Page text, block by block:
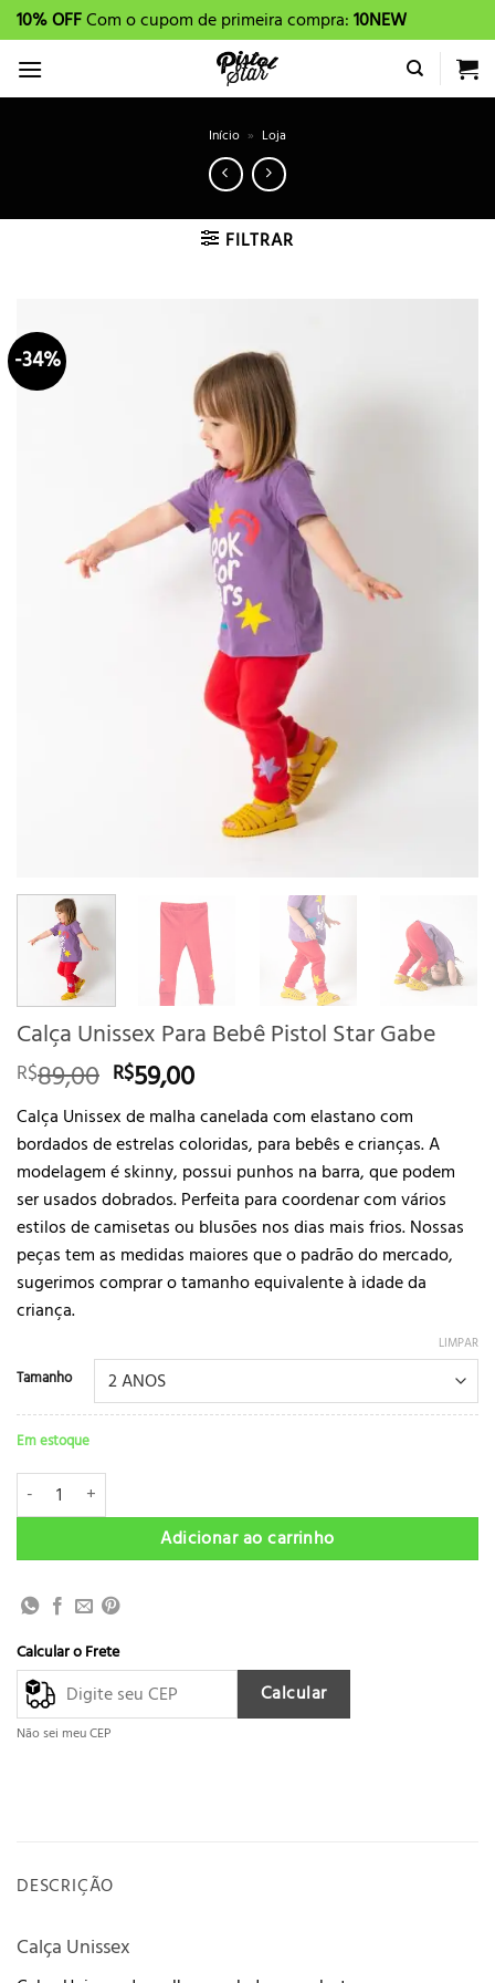
Skip
to
content
10% OFFCom o cupom de primeira compra:10NEW
Início » Loja
FILTRAR
-34%
Calça Unissex Para Bebê Pistol Star Gabe
R$89,00 O
preço
original
era:
R$89,00.
R$59,00O
preço
atual
é:
R$59,00.
Calça Unissex de malha canelada com elastano com
bordados de estrelas coloridas, para bebês e crianças. A
modelagem é skinny, possui punhos na barra, que podem
ser usados dobrados. Perfeita para coordenar com vários
estilos de camisetas ou blusões nos dias mais frios. Nossas
peças tem as medidas maiores que o padrão do mercado,
sugerimos comprar o tamanho equivalente à idade da
criança.
Tamanho
LIMPAR
Em estoque
Calça Unissex Para Bebê Pistol Star Gabe quantidade
Adicionar ao carrinho
Calcular o Frete
Calcular
Não sei meu CEP
DESCRIÇÃO
Calça Unissex